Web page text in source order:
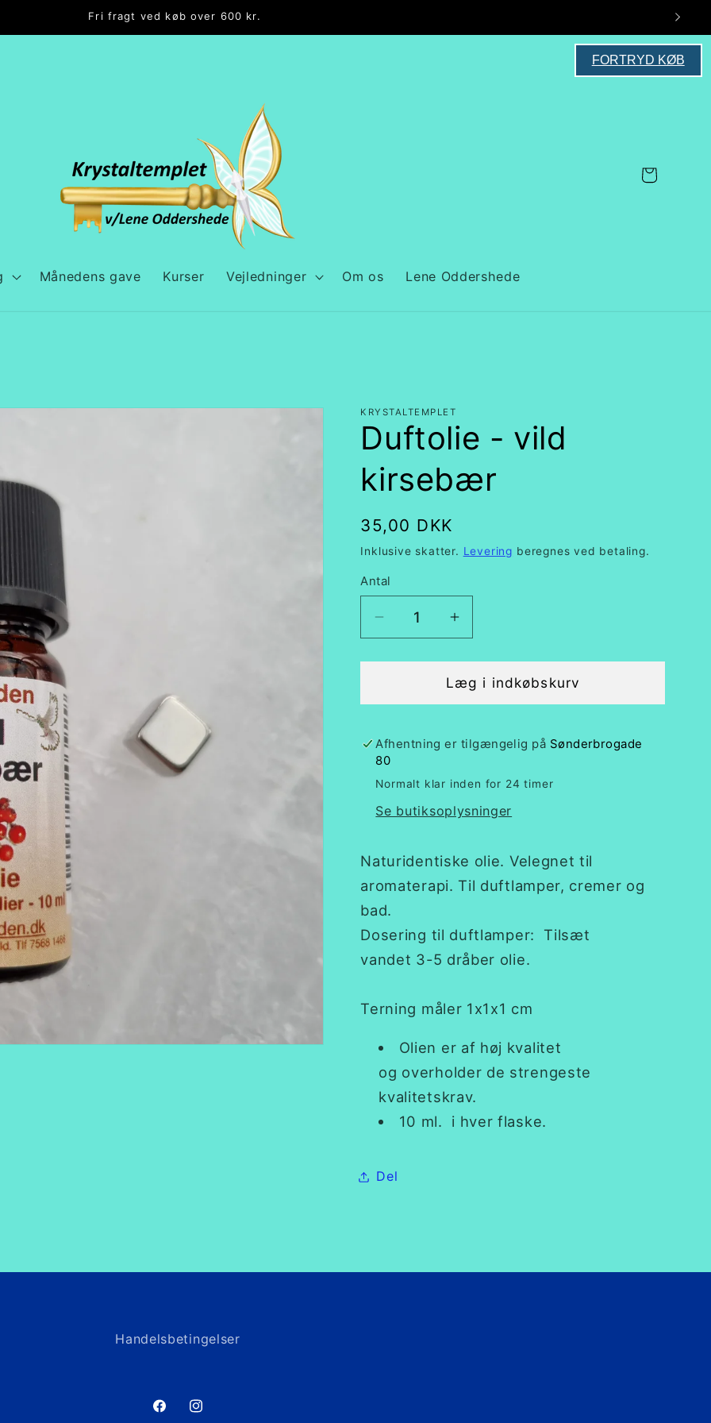
Fri fragt ved køb over 600 kr.
FORTRYD KØB
Månedens gave Kurser Vejledninger Om os Lene Oddershede
Indkøbskurv
KRYSTALTEMPLET
Duftolie - vild
kirsebær
Normalpris
35,00 DKK
Inklusive skatter. Levering beregnes ved betaling.
Antal
Antal
Reducer
antallet
for
-
kirsebær
Øg
antallet
for
Duftolie
-
kirsebær
Læg i indkøbskurv
Afhentning er tilgængelig på Sønderbrogade
80
Normalt klar inden for 24 timer
Se butiksoplysninger
Naturidentiske olie. Velegnet til
aromaterapi. Til duftlamper, cremer og
bad.
Dosering til duftlamper: Tilsæt
vandet 3-5 dråber olie.
Terning måler 1x1x1 cm
Olien er af høj kvalitet
og overholder de strengeste
kvalitetskrav.
10 ml. i hver flaske.
Del
Handelsbetingelser
FacebookInstagram